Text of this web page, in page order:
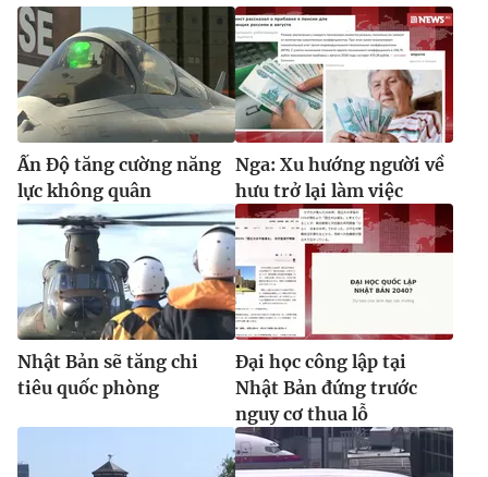
Ấn Độ tăng cường năng
lực không quân
Nga: Xu hướng người về
hưu trở lại làm việc
Nhật Bản sẽ tăng chi
tiêu quốc phòng
Đại học công lập tại
Nhật Bản đứng trước
nguy cơ thua lỗ